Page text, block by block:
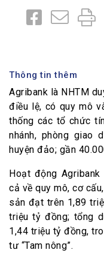
Thông tin thêm
Agribank là NHTM
điều lệ, có quy mô
thống các tổ chức
nhánh, phòng giao
huyện đảo; gần
Hoạt động
cả về quy mô, cơ
sản đạt trên 1,89
triệu tỷ đồng; tổng
1,44 triệu tỷ đồng,
tư “Tam nông”.